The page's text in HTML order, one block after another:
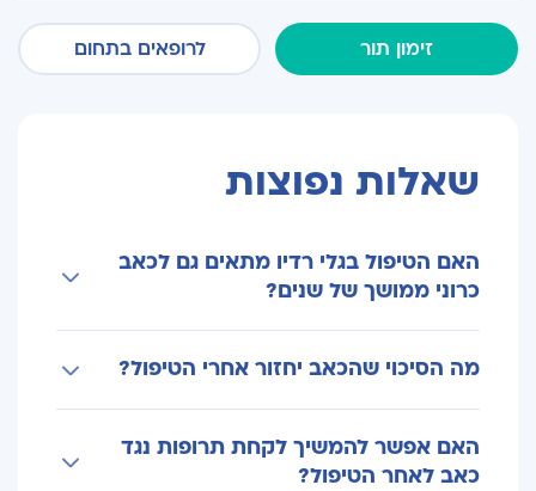
זימון תור לרופאים בתחום
שאלות נפוצות
האם הטיפול בגלי רדיו מתאים גם לכאב
כרוני ממושך של שנים?
חודשים) הוא אחד המצבים שבהם הטיפול יכול
מה הסיכוי שהכאב יחזור אחרי הטיפול?
המטופל יכול להתחדש. ברוב המקרים ההקלה
נמשכת חודשים עד כשנה, ולאחר מכן ניתן לשקול
האם אפשר להמשיך לקחת תרופות נגד
כאב לאחר הטיפול?